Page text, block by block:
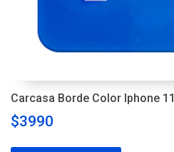
Carcasa Borde Color Iphone 11
$3990